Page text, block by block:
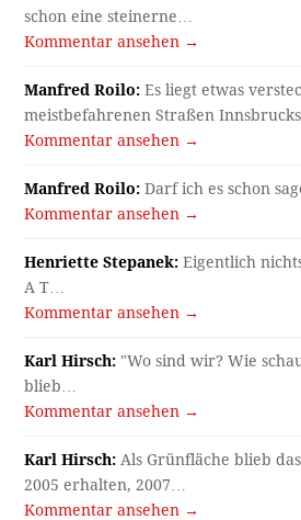
schon eine steinerne…
Kommentar ansehen →
Manfred Roilo: Es liegt etwas
meistbefahrenen Straßen
Kommentar ansehen →
Manfred Roilo: Darf ich es schon
Kommentar ansehen →
Henriette Stepanek: Eigentlich
A T…
Kommentar ansehen →
Karl Hirsch: "Wo sind wir? Wie
blieb…
Kommentar ansehen →
Karl Hirsch: Als Grünfläche blieb
2005 erhalten, 2007…
Kommentar ansehen →